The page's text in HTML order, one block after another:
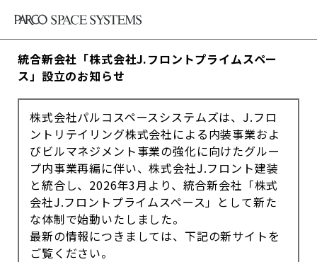
統合新会社「株式会社J.フロントプライムスペー
ス」設立のお知らせ
株式会社パルコスペースシステムズは、J.フロ
ントリテイリング株式会社による内装事業およ
びビルマネジメント事業の強化に向けたグルー
プ内事業再編に伴い、株式会社J.フロント建装
と統合し、2026年3月より、統合新会社「株式
会社J.フロントプライムスペース」として新た
な体制で始動いたしました。
最新の情報につきましては、下記の新サイトを
ご覧ください。